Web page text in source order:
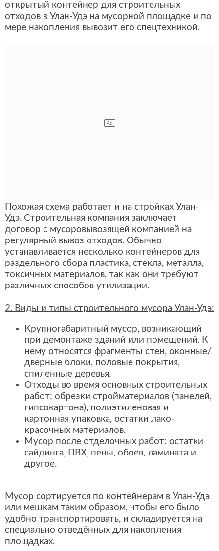
открытый контейнер для строительных
отходов в Улан-Удэ на мусорной площадке и по
мере накопления вывозит его спецтехникой.
Похожая схема работает и на стройках Улан-
Удэ. Строительная компания заключает
договор с мусоровывозящей компанией на
регулярный вывоз отходов. Обычно
устанавливается несколько контейнеров для
раздельного сбора пластика, стекла, металла,
токсичных материалов, так как они требуют
различных способов утилизации.
2. Виды и типы строительного мусора Улан-Удэ:
Крупногабаритный мусор, возникающий
при демонтаже зданий или помещений. К
нему относятся фрагменты стен, оконные/
дверные блоки, половые покрытия,
спиленные деревья.
Отходы во время основных строительных
работ: обрезки стройматериалов (панелей,
гипсокартона), полиэтиленовая и
картонная упаковка, остатки лако-
красочных материалов.
Мусор после отделочных работ: остатки
сайдинга, ПВХ, пены, обоев, ламината и
другое.
Мусор сортируется по контейнерам в Улан-Удэ
или мешкам таким образом, чтобы его было
удобно транспортировать, и складируется на
специально отведённых для накопления
площадках.